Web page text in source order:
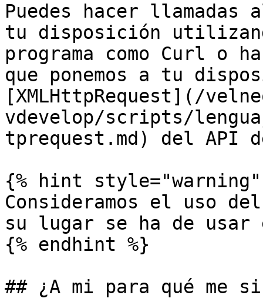
Puedes hacer llamadas
tu disposición
programa como Curl o
que ponemos a tu
[XMLHttpRequest](/
vdevelop/scripts/
tprequest.md) del API
{% hint style="warning"
Consideramos el uso
su lugar se ha de usar
{% endhint %}
## ¿A mi para qué me